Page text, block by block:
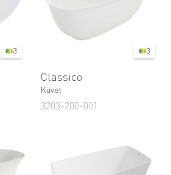
3 3
Classico
Küvet
3203-200-001